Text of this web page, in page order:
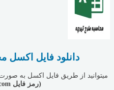
دانلود فایل اکسل
میتوانید از طریق فایل اکسل به
(رمز فایل arinoszae.com)